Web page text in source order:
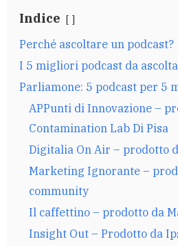
Indice
Perché ascoltare un podcast?
I 5 migliori podcast da
Parliamone: 5 podcast per 5
APPunti di Innovazione –
Contamination Lab Di Pisa
Digitalia On Air – prodotto
Marketing Ignorante –
community
Il caffettino – prodotto da
Insight Out – Prodotto da